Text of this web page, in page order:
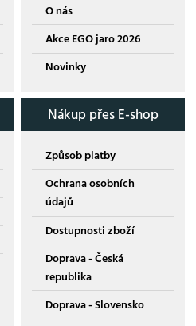
O nás
Akce EGO jaro 2026
Novinky
Nákup přes E-shop
Způsob platby
Ochrana osobních
údajů
Dostupnosti zboží
Doprava - Česká
republika
Doprava - Slovensko